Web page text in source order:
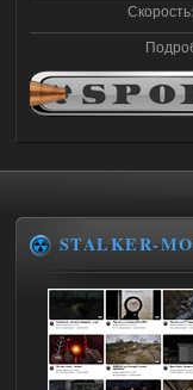
Объединенный
STCoP WP 3.4
трелере?
ANOMALY ※
Stalker-
Доступно только для
Скорость:
STALKER-